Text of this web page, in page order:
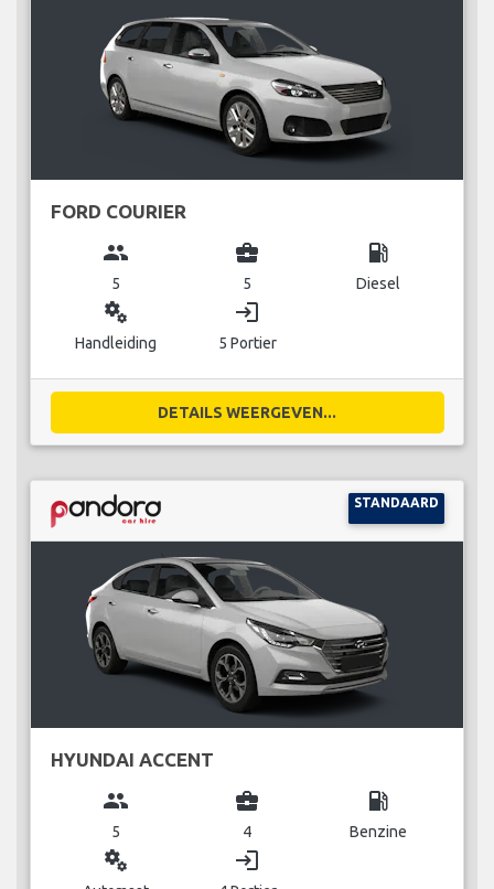
FORD COURIER
group
5
business_center
5
local_gas_station
Diesel
miscellaneous_services
Handleiding
login
5 Portier
DETAILS WEERGEVEN...
STANDAARD
HYUNDAI ACCENT
group
5
business_center
4
local_gas_station
Benzine
miscellaneous_services login